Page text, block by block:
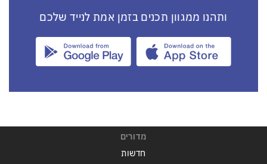
ותהנו ממגוון תכנים בזמן אמת לנייד שלכם
מדורים
חדשות